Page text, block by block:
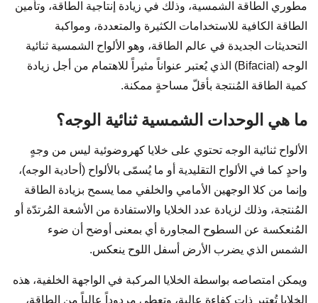
مطوري الطاقة الشمسية، وذلك في زيادة إنتاجية الطاقة، وتأمين
الطاقة الكافية للاستخدامات الكثيرة والمتعددة، ومواكبة
التحديثات الجديدة في عالم الطاقة، وهو الألواح الشمسية ثنائية
الوجه (Bifacial) الذي يُعتبر عنواناً مثيراً للاهتمام من أجل زيادة
كمية الطاقة المُنتجة بأقلّ مساحةٍ ممكنة.
ما هي الوحدات الشمسية ثنائية الوجه؟
الألواح ثنائية الوجه تحتوي على خلايا كهروضوئية ليس من وجهٍ
واحدٍ كما في الألواح التقليدية أو ما يُسمّى بالألواح (أحادية الوجه)،
وإنما من كلا الوجهين الأمامي والخلفي مما يسمح بزيادة الطاقة
المُنتجة، وذلك لزيادة عدد الخلايا والاستفادة من الأشعة المُرتدّة أو
المُنعكسة عن السطوح المجاورة أي بمعنى أوضح أن ضوء
الشمس الذي يضرب الأرض أسفل اللوح ينعكس.
ويمكن امتصاصه بواسطة الخلايا المركبة في الواجهة الخلفية، هذه
الخلايا تُعتبر ذات كفاءة عالية، وتعطي مردوداً عالياً من الطاقة،